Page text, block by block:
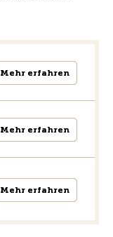
Mehr erfahren
Mehr erfahren
Mehr erfahren
Mehr erfahren
Mehr erfahren
Mehr erfahren